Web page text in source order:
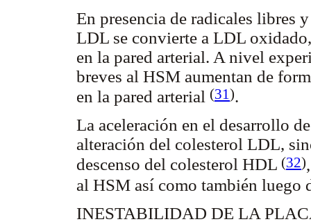
En presencia de radicales libres
LDL se convierte a LDL
en la pared arterial. A nivel
breves al HSM aumentan de
en la pared arterial (31).
La aceleración en el desarrollo
alteración del colesterol LDL,
descenso del colesterol HDL (32)
al HSM así como también luego
INESTABILIDAD DE LA